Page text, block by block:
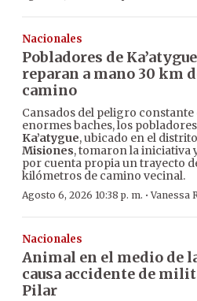
Nacionales
Pobladores de Ka’atygue
reparan a mano 30 km
camino
Cansados del peligro
enormes baches, los
Ka’atygue, ubicado en el
Misiones, tomaron la iniciativa
por cuenta propia un trayecto
kilómetros de camino vecinal.
Agosto 6, 2026 10:38 p. m. ·Vanessa
Nacionales
Animal en el medio de
causa accidente de
Pilar